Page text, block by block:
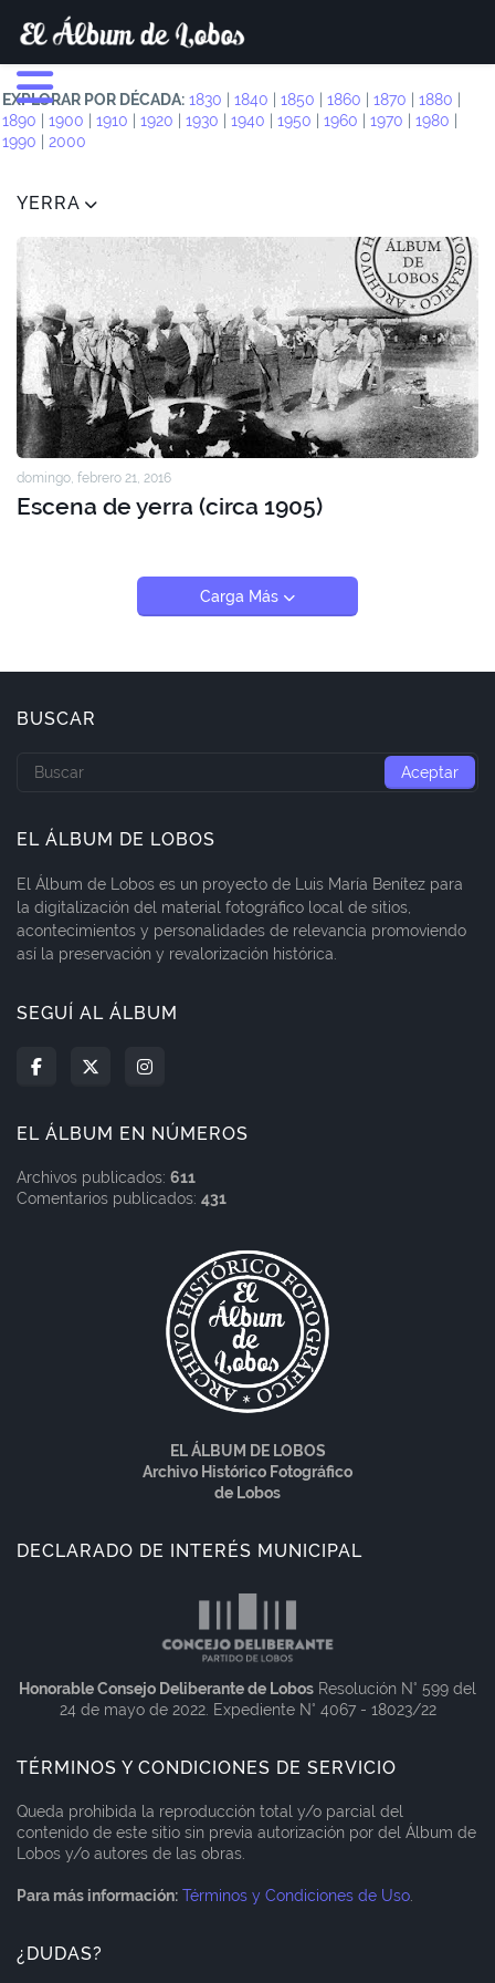
EXPLORAR POR DÉCADA: 1830 1840 1850 1860 1870 1880
1890
1900 1910 1920 1930 1940 1950 1960 1970 1980
1990
2000
YERRA
domingo, febrero 21, 2016
Escena de yerra (circa 1905)
Carga Más
BUSCAR
EL ÁLBUM DE LOBOS
El Álbum de Lobos es un proyecto de Luis María Benítez para
la digitalización del material fotográfico local de sitios,
acontecimientos y personalidades de relevancia promoviendo
así la preservación y revalorización histórica.
SEGUÍ AL ÁLBUM
EL ÁLBUM EN NÚMEROS
Archivos publicados: 611
Comentarios publicados: 431
EL ÁLBUM DE LOBOS
Archivo Histórico Fotográfico
de Lobos
DECLARADO DE INTERÉS MUNICIPAL
Honorable Consejo Deliberante de Lobos Resolución N° 599 del
24 de mayo de 2022. Expediente N° 4067 - 18023/22
TÉRMINOS Y CONDICIONES DE SERVICIO
Queda prohibida la reproducción total y/o parcial del
contenido de este sitio sin previa autorización por del Álbum de
Lobos y/o autores de las obras.
Para más información: Términos y Condiciones de Uso.
¿DUDAS?